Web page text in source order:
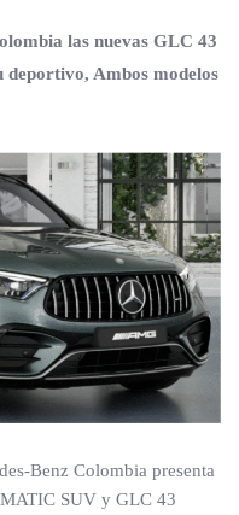
las nuevas GLC 43
deportivo, Ambos modelos
Benz Colombia presenta
SUV y GLC 43